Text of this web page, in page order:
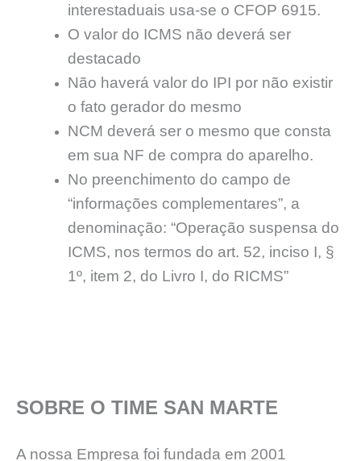
interestaduais usa-se o CFOP 6915.
O valor do ICMS não deverá ser
destacado
Não haverá valor do IPI por não existir
o fato gerador do mesmo
NCM deverá ser o mesmo que consta
em sua NF de compra do aparelho.
No preenchimento do campo de
“informações complementares”, a
denominação: “Operação suspensa do
ICMS, nos termos do art. 52, inciso I, §
1º, item 2, do Livro I, do RICMS”
SOBRE O TIME SAN MARTE
A nossa Empresa foi fundada em 2001